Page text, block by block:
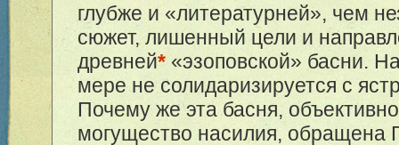
глубже и «литературней», чем
сюжет, лишенный цели и
древней* «эзоповской» басни.
мере не солидаризируется с
Почему же эта басня,
могущество насилия, обращена